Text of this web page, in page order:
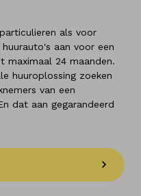
als voor
aan voor een
maximaal 24 maanden.
huuroplossing zoeken
van een
dat aan gegarandeerd